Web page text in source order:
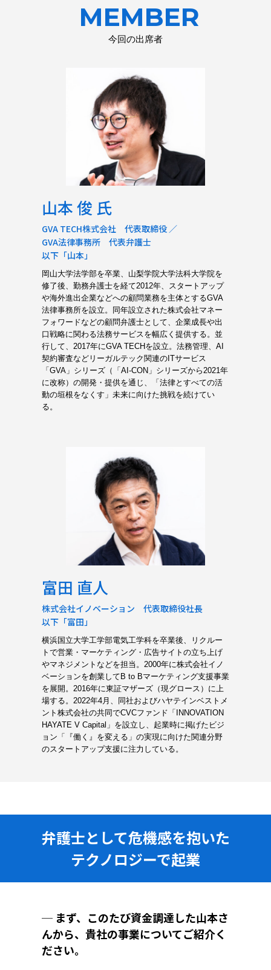
MEMBER
今回の出席者
山本 俊 氏
GVA TECH株式会社 代表取締役 ／
GVA法律事務所 代表弁護士
以下「山本」
岡山大学法学部を卒業、山梨学院大学法科大学院を
修了後、勤務弁護士を経て2012年、スタートアップ
や海外進出企業などへの顧問業務を主体とするGVA
法律事務所を設立。同年設立された株式会社マネー
フォワードなどの顧問弁護士として、企業成長や出
口戦略に関わる法務サービスを幅広く提供する。並
行して、2017年にGVA TECHを設立。法務管理、AI
契約審査などリーガルテック関連のITサービス
「GVA」シリーズ（「AI-CON」シリーズから2021年
に改称）の開発・提供を通じ、「法律とすべての活
動の垣根をなくす」未来に向けた挑戦を続けてい
る。
富田 直人
株式会社イノベーション 代表取締役社長
以下「富田」
横浜国立大学工学部電気工学科を卒業後、リクルー
トで営業・マーケティング・広告サイトの立ち上げ
やマネジメントなどを担当。2000年に株式会社イノ
ベーションを創業してB to Bマーケティング支援事業
を展開。2016年に東証マザーズ（現グロース）に上
場する。2022年4月、同社およびハヤテインベストメ
ント株式会社の共同でCVCファンド「INNOVATION
HAYATE V Capital」を設立し、起業時に掲げたビジ
ョン「『働く』を変える」の実現に向けた関連分野
のスタートアップ支援に注力している。
弁護士として危機感を抱いた
テクノロジーで起業
─ まず、このたび資金調達した山本さ
んから、貴社の事業についてご紹介く
ださい。